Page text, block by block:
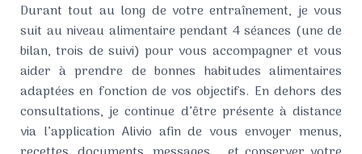
Durant tout au long de votre entraînement, je vous
suit au niveau alimentaire pendant 4 séances (une de
bilan, trois de suivi) pour vous accompagner et vous
aider à prendre de bonnes habitudes alimentaires
adaptées en fonction de vos objectifs. En dehors des
consultations, je continue d’être présente à distance
via l’application Alivio afin de vous envoyer menus,